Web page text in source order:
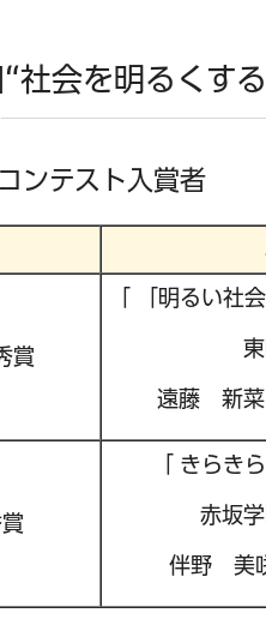
社会を明るくす
ンテスト入賞者
賞
「 「明るい社
遠藤 新菜
「 きらき
赤坂
伴野 美